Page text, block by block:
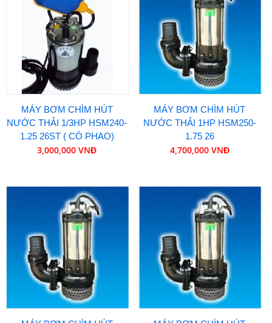
MÁY BƠM CHÌM HÚT
NƯỚC THẢI 1/3HP HSM240-
1.25 26ST ( CÓ PHAO)
3,000,000 VNĐ
MÁY BƠM CHÌM HÚT
NƯỚC THẢI 1HP HSM250-
1.75 26
4,700,000 VNĐ